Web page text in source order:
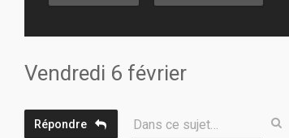
Vendredi 6 février
Répondre Dans ce sujet…